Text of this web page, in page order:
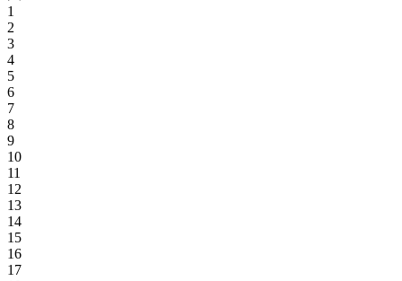
1
2
3
4
5
6
7
8
9
10
11
12
13
14
15
16
17